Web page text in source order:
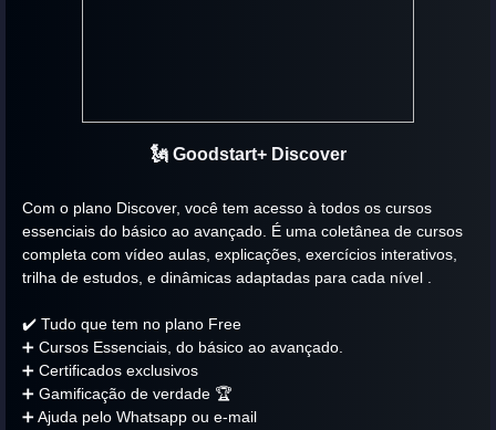
🗽 Goodstart+ Discover
Com o plano Discover, você tem acesso à todos os cursos
essenciais do básico ao avançado. É uma coletânea de cursos
completa com vídeo aulas, explicações, exercícios interativos,
trilha de estudos, e dinâmicas adaptadas para cada nível .
✔️ Tudo que tem no plano Free
➕ Cursos Essenciais, do básico ao avançado.
➕ Certificados exclusivos
➕ Gamificação de verdade 🏆
➕ Ajuda pelo Whatsapp ou e-mail